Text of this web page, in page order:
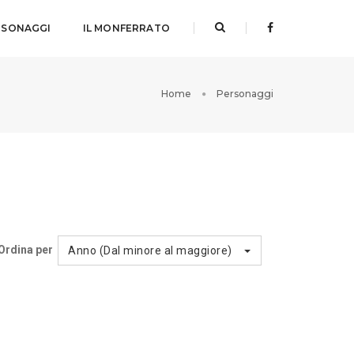
IL MONFERRATO
Home Personaggi
per Anno (Dal minore al maggiore)